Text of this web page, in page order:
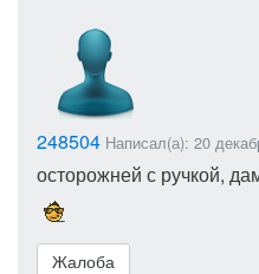
248504 Написал(а): 20
осторожней с ручкой,
Жалоба